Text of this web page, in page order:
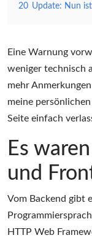
20 Update: Nun
Eine Warnung
weniger technisch
mehr
meine
Seite einfach
Es
und
Vom Backend gibt
HTTP Web